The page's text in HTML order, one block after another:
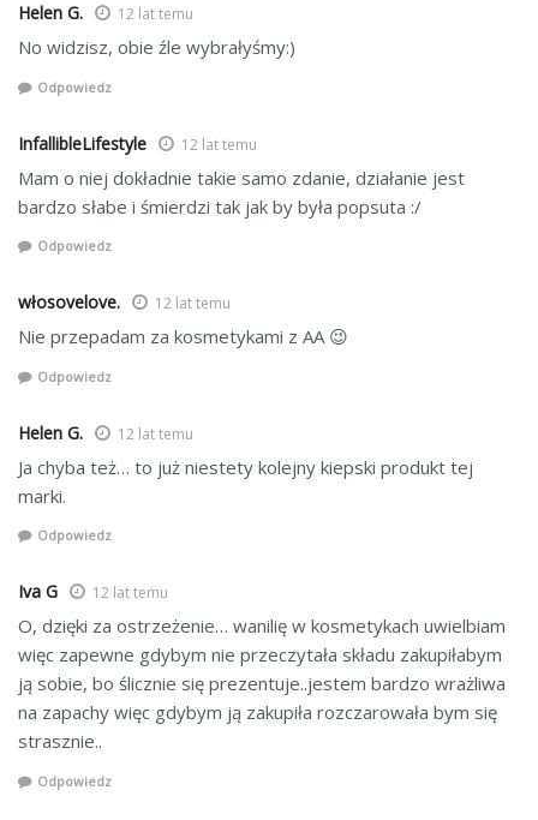
Helen G. 12 lat temu
No widzisz, obie źle wybrałyśmy:)
Odpowiedz
InfallibleLifestyle 12 lat temu
Mam o niej dokładnie takie samo zdanie, działanie jest
bardzo słabe i śmierdzi tak jak by była popsuta :/
Odpowiedz
włosovelove. 12 lat temu
Nie przepadam za kosmetykami z AA 😉
Odpowiedz
Helen G. 12 lat temu
Ja chyba też… to już niestety kolejny kiepski produkt tej
marki.
Odpowiedz
Iva G 12 lat temu
O, dzięki za ostrzeżenie… wanilię w kosmetykach uwielbiam
więc zapewne gdybym nie przeczytała składu zakupiłabym
ją sobie, bo ślicznie się prezentuje..jestem bardzo wrażliwa
na zapachy więc gdybym ją zakupiła rozczarowała bym się
strasznie..
Odpowiedz